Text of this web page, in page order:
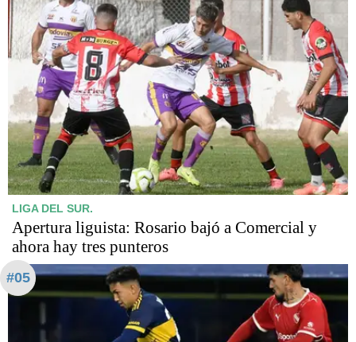
LIGA DEL SUR.
Apertura liguista: Rosario bajó a Comercial y
ahora hay tres punteros
#05